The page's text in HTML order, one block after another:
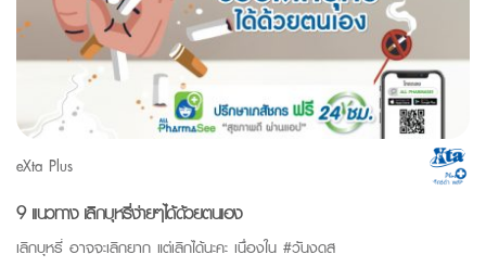
eXta Plus
9 แนวทาง เลิกบุหรี่ง่ายๆได้ด้วยตนเอง
เลิกบุหรี่ อาจจะเลิกยาก แต่เลิกได้นะคะ เนื่องใน #วันงดส